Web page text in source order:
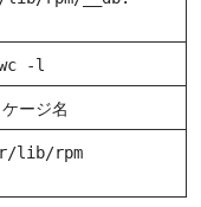
-l
ージ名
lib/rpm